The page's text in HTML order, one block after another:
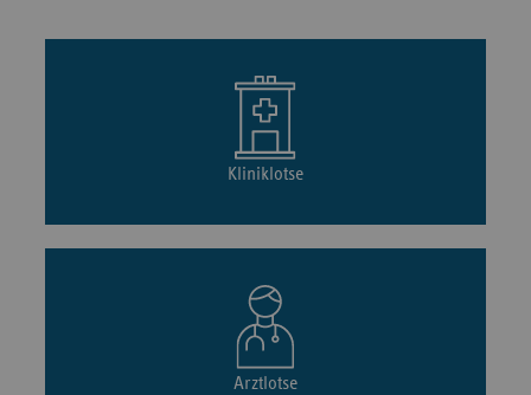
Kliniklotse
Arztlotse